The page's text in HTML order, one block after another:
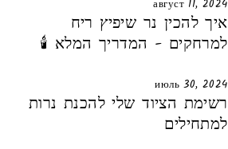
август 11, 2024
איך להכין נר שיפיץ ריח
למרחקים - המדריך המלא 🕯️
июль 30, 2024
רשימת הציוד שלי להכנת נרות
למתחילים